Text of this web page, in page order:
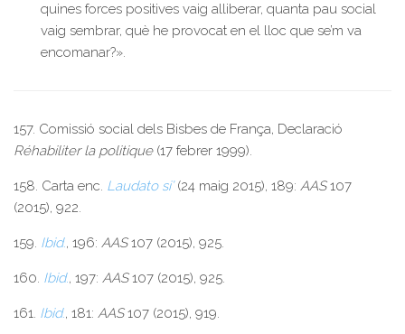
quines forces positives vaig alliberar, quanta pau social
vaig sembrar, què he provocat en el lloc que se’m va
encomanar?».
157. Comissió social dels Bisbes de França, Declaració
Réhabiliter la politique(17 febrer 1999).
158. Carta enc. Laudato si’(24 maig 2015), 189: AAS107
(2015), 922.
159. Ibid., 196: AAS107 (2015), 925.
160. Ibid., 197: AAS107 (2015), 925.
161. Ibid., 181: AAS107 (2015), 919.